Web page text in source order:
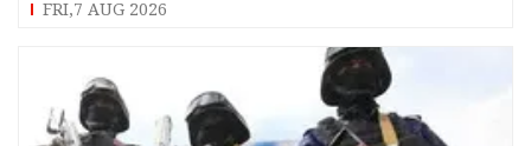
FRI,7 AUG 2026